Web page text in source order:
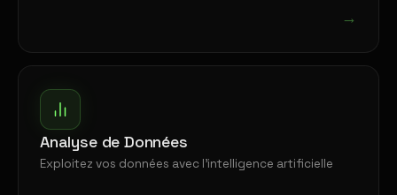
→
Analyse de Données
Exploitez vos données avec l'intelligence artificielle